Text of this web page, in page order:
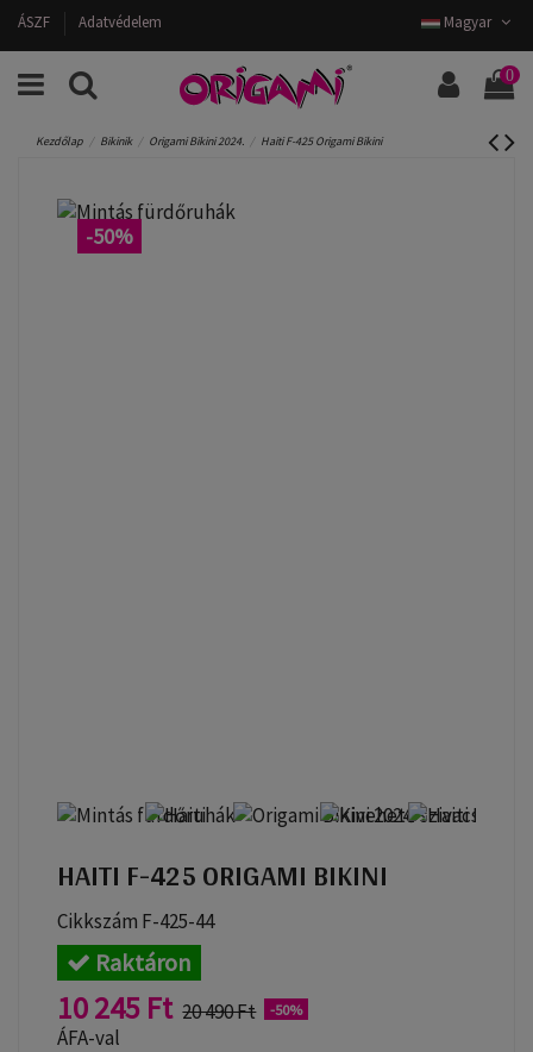
ÁSZF Adatvédelem Magyar
0
Kezdőlap Bikinik Origami Bikini 2024. Haiti F-425 Origami Bikini
-50%
HAITI F-425 ORIGAMI BIKINI
Cikkszám F-425-44
Raktáron
10 245 Ft 20 490 Ft -50%
ÁFA-val